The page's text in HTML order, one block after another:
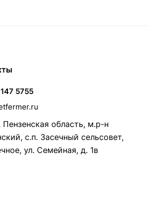
5755
Пензенская область, м.р-н
с.п. Засечный сельсовет,
ул. Семейная, д. 1в